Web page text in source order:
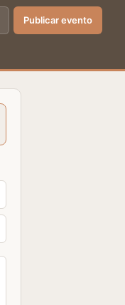
Publicar evento